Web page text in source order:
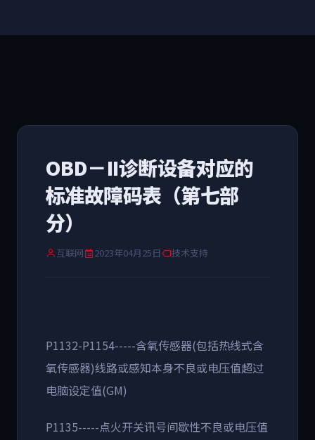
OBD－II诊断设备对应的
标准故障码表（第七部
分）
互联网 2023年04月25日 技术支持
P1132-P1154-----含氧传感器(包括热线式含
氧传感器)线路或感知本身不良或电压值超过
电脑设定值(GM)
P1135-----点火开关讯号间歇性不良或电压值